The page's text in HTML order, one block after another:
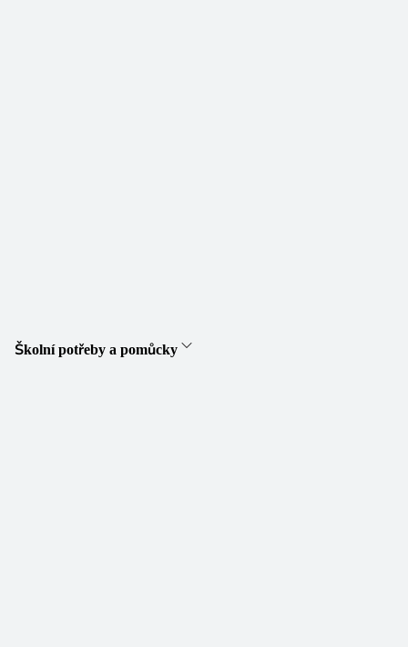
Školní potřeby a pomůcky